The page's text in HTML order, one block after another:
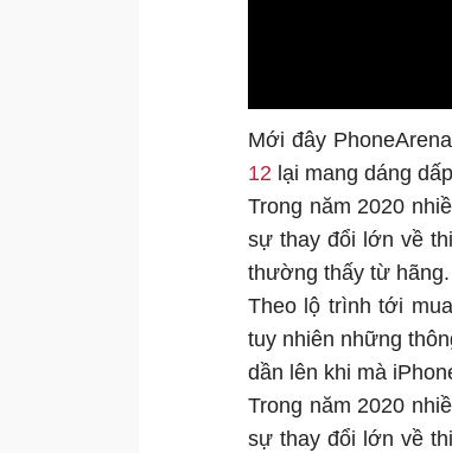
Mới đây
12 lại mang dáng
Trong năm 2020
sự thay đổi lớn về
thường thấy từ hãng.
Theo lộ trình tới
tuy nhiên những
dần lên khi mà
Trong năm 2020
sự thay đổi lớn về